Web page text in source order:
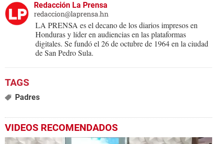
Redacción La Prensa
redaccion@laprensa.hn
LA PRENSA es el decano de los diarios impresos en
Honduras y líder en audiencias en las plataformas
digitales. Se fundó el 26 de octubre de 1964 en la ciudad
de San Pedro Sula.
Padres
VIDEOS RECOMENDADOS